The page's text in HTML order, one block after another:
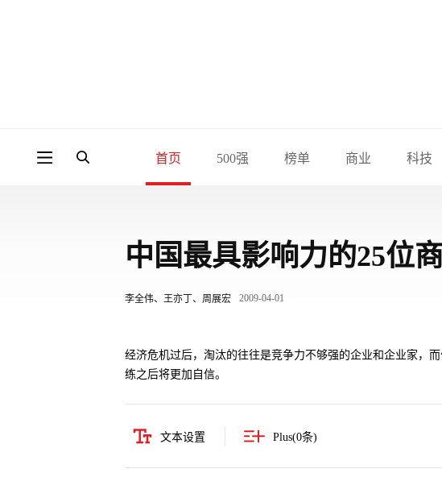
首页 500强 榜单 商业 科技
中国最具影响力的25位
李全伟、王亦丁、周展宏 2009-04-01
经济危机过后，淘汰的往往是竞争力不够强的企业和企业家，
练之后将更加自信。
文本设置 Plus(0条)